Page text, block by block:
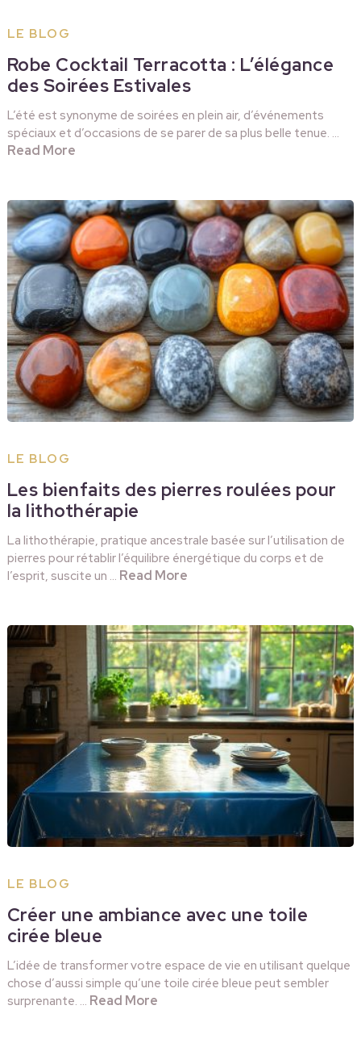
LE BLOG
Robe Cocktail Terracotta : L’élégance
des Soirées Estivales
L’été est synonyme de soirées en plein air, d’événements
spéciaux et d’occasions de se parer de sa plus belle tenue. …
Read More
LE BLOG
Les bienfaits des pierres roulées pour
la lithothérapie
La lithothérapie, pratique ancestrale basée sur l’utilisation de
pierres pour rétablir l’équilibre énergétique du corps et de
l’esprit, suscite un … Read More
LE BLOG
Créer une ambiance avec une toile
cirée bleue
L’idée de transformer votre espace de vie en utilisant quelque
chose d’aussi simple qu’une toile cirée bleue peut sembler
surprenante. … Read More